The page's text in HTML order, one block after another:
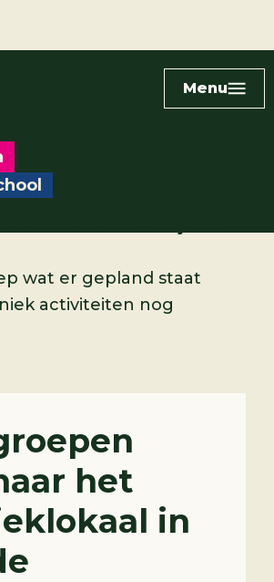
Menu
wat er gepland staat
activiteiten nog
het
in